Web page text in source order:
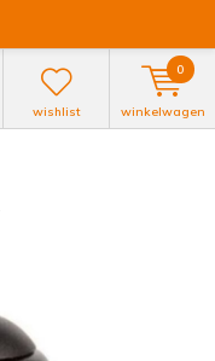
wishlist winkelwagen
0